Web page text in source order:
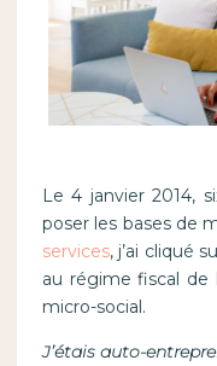
Le 4 janvier 2014,
poser les bases de
services, j’ai cliqué
au régime fiscal
micro-social.
J’étais auto-